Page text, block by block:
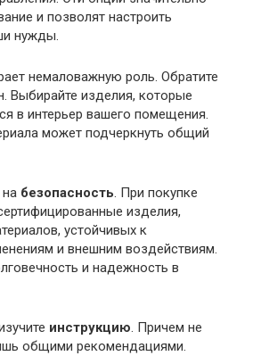
и позволят настроить
нужды.
немаловажную роль. Обратите
Выбирайте изделия, которые
в интерьер вашего помещения.
может подчеркнуть общий
безопасность. При покупке
изделия,
устойчивых к
и внешним воздействиям.
и надежность в
инструкцию. Причем не
общими рекомендациями.